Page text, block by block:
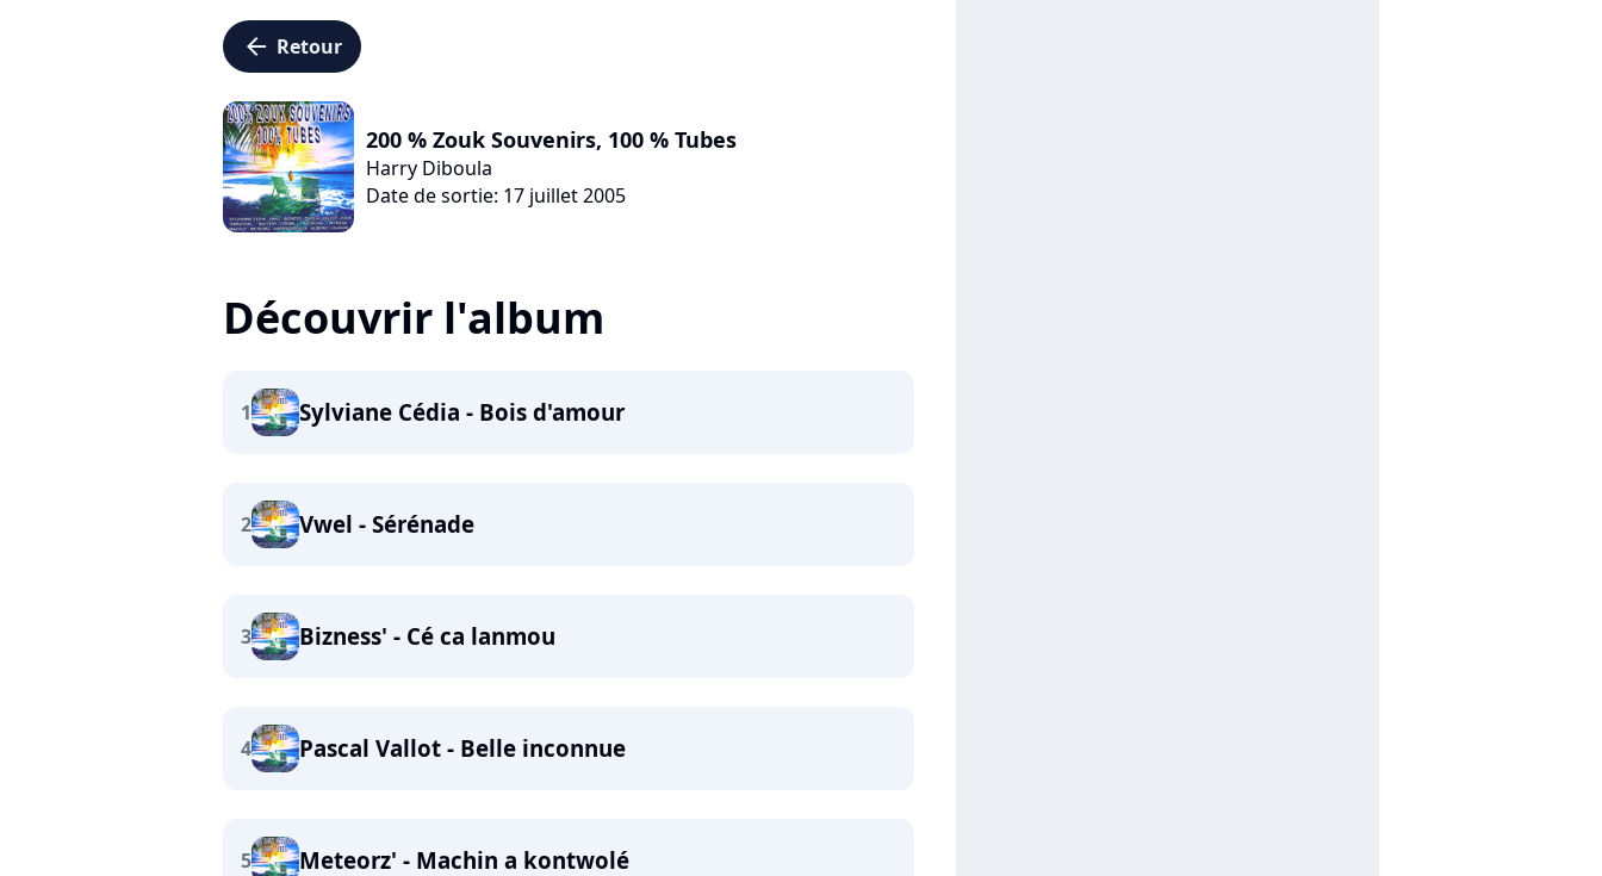
arrow_left Retour
200 % Zouk Souvenirs, 100 % Tubes
Harry Diboula
Date de sortie: 17 juillet 2005
Découvrir l'album
1 Sylviane Cédia - Bois d'amour
2 Vwel - Sérénade
3 Bizness' - Cé ca lanmou
4 Pascal Vallot - Belle inconnue
5 Meteorz' - Machin a kontwolé